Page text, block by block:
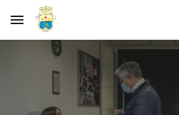
Skip to main content